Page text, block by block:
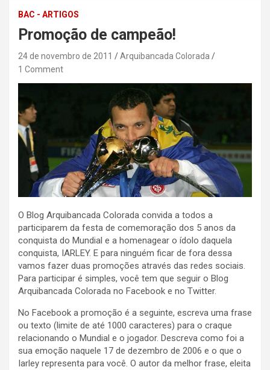
BAC - ARTIGOS
Promoção de campeão!
24 de novembro de 2011
Arquibancada Colorada
1 Comment
O Blog Arquibancada Colorada convida a todos a
participarem da festa de comemoração dos 5 anos da
conquista do Mundial e a homenagear o ídolo daquela
conquista, IARLEY. E para ninguém ficar de fora dessa
vamos fazer duas promoções através das redes sociais.
Para participar é simples, você tem que seguir o Blog
Arquibancada Colorada no Facebook e no Twitter.
No Facebook a promoção é a seguinte, escreva uma frase
ou texto (limite de até 1000 caracteres) para o craque
relacionando o Mundial e o jogador. Descreva como foi a
sua emoção naquele 17 de dezembro de 2006 e o que o
Iarley representa para você. O autor da melhor frase, eleita